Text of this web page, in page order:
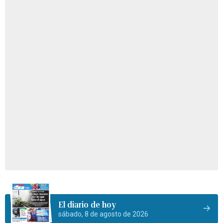
El diario de hoy
sábado, 8 de agosto de 2026